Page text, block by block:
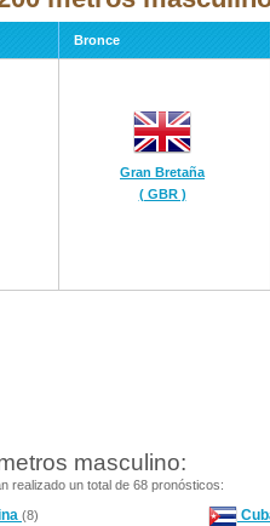
Bronce
Gran Bretaña
( GBR )
masculino:
realizado un total de 68 pronósticos:
(8)